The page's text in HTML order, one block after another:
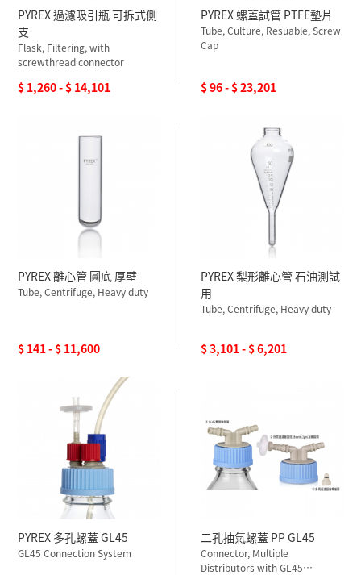
PYREX 過濾吸引瓶 可拆式側
支
Flask, Filtering, with
screwthread connector
$ 1,260 - $ 14,101
PYREX 螺蓋試管 PTFE墊片
Tube, Culture, Resuable, Screw
Cap
$ 96 - $ 23,201
PYREX 離心管 圓底 厚壁
Tube, Centrifuge, Heavy duty
$ 141 - $ 11,600
PYREX 梨形離心管 石油測試
用
Tube, Centrifuge, Heavy duty
$ 3,101 - $ 6,201
PYREX 多孔螺蓋 GL45
GL45 Connection System
二孔抽氣螺蓋 PP GL45
Connector, Multiple
Distributors with GL45